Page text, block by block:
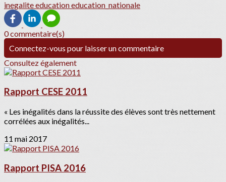
inegaliteeducationeducation_nationale
0 commentaire(s)
Connectez-vous pour laisser un commentaire
Consultez également
Rapport CESE 2011
« Les inégalités dans la réussite des élèves sont très nettement
corrélées aux inégalités...
11 mai 2017
Rapport PISA 2016